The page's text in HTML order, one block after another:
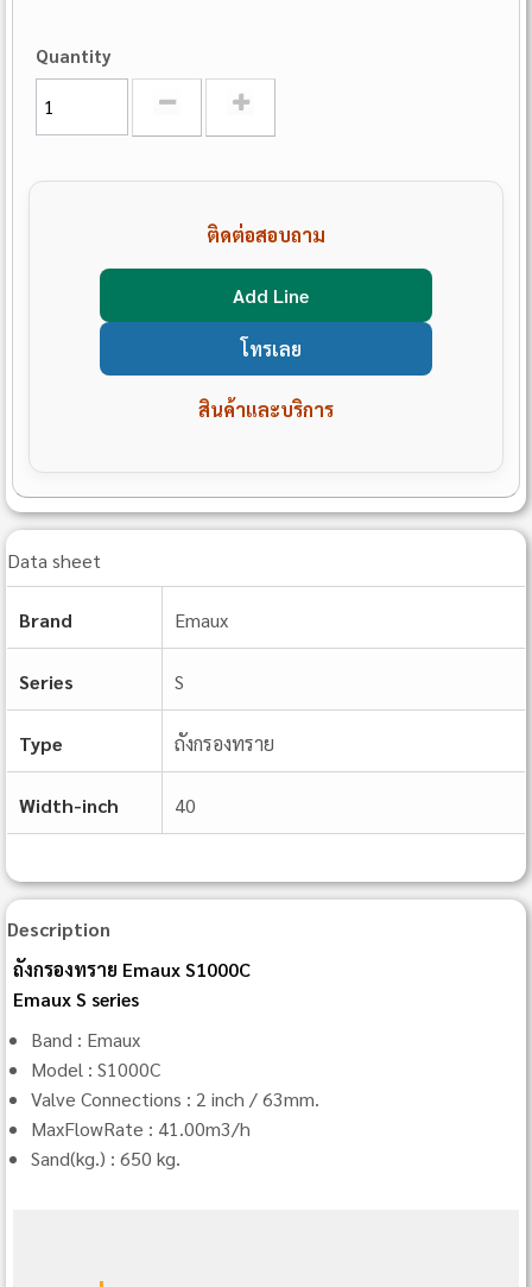
Quantity
ติดต่อสอบถาม
Add Line
โทรเลย
สินค้าและบริการ
Data sheet
Brand Emaux
Series S
Type ถังกรองทราย
Width-inch 40
Description
ถังกรองทราย Emaux S1000C
Emaux S series
Band : Emaux
Model : S1000C
Valve Connections : 2 inch / 63mm.
MaxFlowRate : 41.00m3/h
Sand(kg.) : 650 kg.